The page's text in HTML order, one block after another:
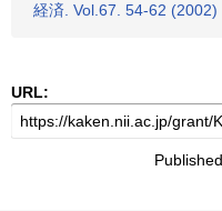
経済. Vol.67. 54-62 (2002)
URL: